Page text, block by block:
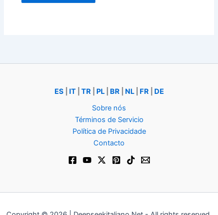
ES IT| TR PL| BR NL| FR
DE
Sobre nós
Términos de Servicio
Política de Privacidade
Contacto